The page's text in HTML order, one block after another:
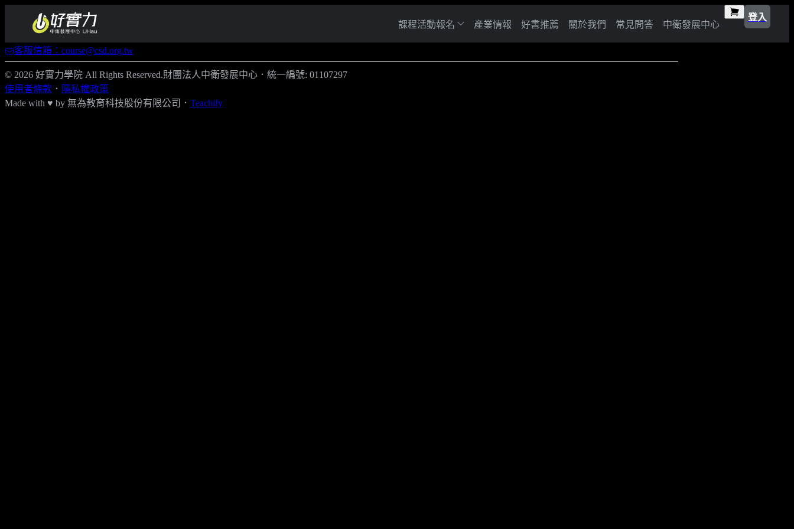
課程活動報名 產業情報 好書推薦 關於我們 常見問答 中衛發展中心
登入
客服信箱：course@csd.org.tw
© 2026 好實力學院 All Rights Reserved.財團法人中衛發展中心 ． 統一編號: 01107297
使用者條款 ． 隱私權政策
Made with ♥ by 無為教育科技股份有限公司． Teachify